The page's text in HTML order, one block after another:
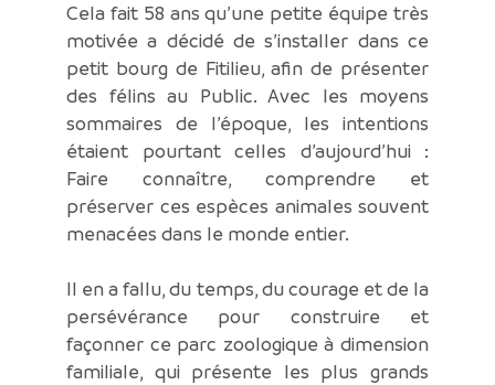
Cela fait 58 ans qu’une petite équipe très
motivée a décidé de s’installer dans ce
petit bourg de Fitilieu, afin de présenter
des félins au Public. Avec les moyens
sommaires de l’époque, les intentions
étaient pourtant celles d’aujourd’hui :
Faire connaître, comprendre et
préserver ces espèces animales souvent
menacées dans le monde entier.
Il en a fallu, du temps, du courage et de la
persévérance pour construire et
façonner ce parc zoologique à dimension
familiale, qui présente les plus grands